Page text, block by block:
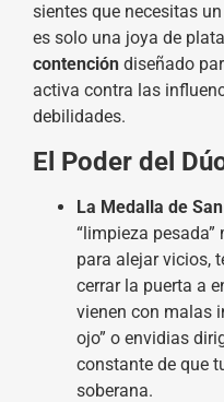
sientes que necesitas
es solo una joya de
contención diseñado
activa contra las
debilidades.
El Poder del
La Medalla de
“limpieza
para alejar vicios,
cerrar la puerta a
vienen con malas
ojo” o envidias
constante de que
soberana.